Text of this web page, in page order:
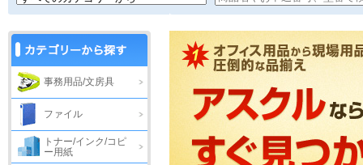
事務用品/文房具
ファイル
トナー/インク/コピ
ー用紙